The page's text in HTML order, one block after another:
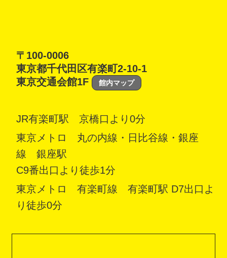
〒100-0006
東京都千代田区有楽町2-10-1
東京交通会館1F
館内マップ
JR有楽町駅 京橋口より0分
東京メトロ 丸の内線・日比谷線・銀座
線 銀座駅
C9番出口より徒歩1分
東京メトロ 有楽町線 有楽町駅 D7出口よ
り徒歩0分